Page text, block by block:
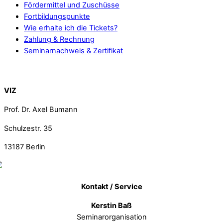
Fördermittel und Zuschüsse
Fortbildungspunkte
Wie erhalte ich die Tickets?
Zahlung & Rechnung
Seminarnachweis & Zertifikat
VIZ
Prof. Dr. Axel Bumann
Schulzestr. 35
13187 Berlin
Kontakt / Service
Kerstin Baß
Seminarorganisation